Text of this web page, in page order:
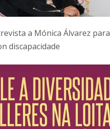
a Mónica Álvarez para
discapacidade